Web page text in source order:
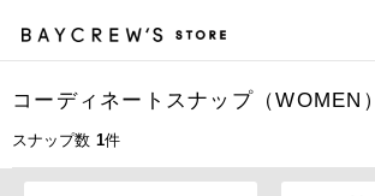
コーディネートスナップ（WOMEN）
スナップ数 1件